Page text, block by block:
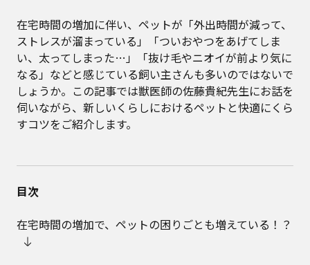
在宅時間の増加に伴い、ペットが「外出時間が減って、
ストレスが溜まっている」「ついおやつをあげてしま
い、太ってしまった…」「抜け毛やニオイが前より気に
なる」などと感じている飼い主さんも多いのではないで
しょうか。この記事では獣医師の佐藤貴紀先生にお話を
伺いながら、新しいくらしにおけるペットと快適にくら
すコツをご紹介します。
目次
在宅時間の増加で、ペットの困りごとも増えている！？